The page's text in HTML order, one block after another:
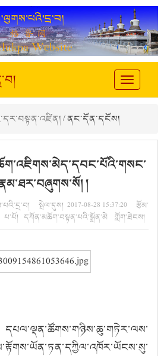
Toggle
navigation
/ ནང་དོན་དངོས།
།
སྤེལ་དུས། 2017-08-28 15:37:20 རྩོམ་
པ་པོ། དཀོན་མཆོག་བསྟན་པའི་སྒྲོན་མེ ཀློག་ཐེངས།